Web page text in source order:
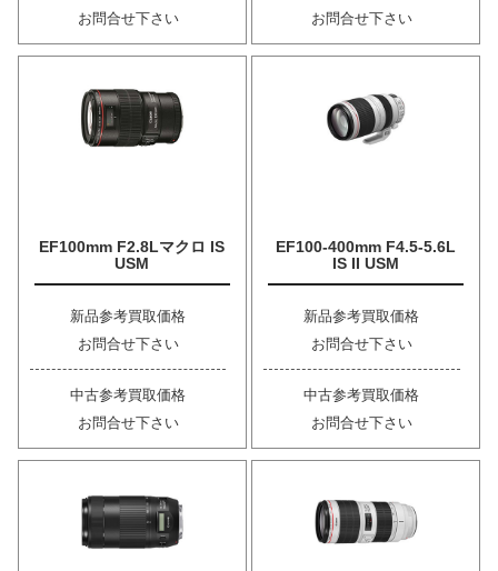
お問合せ下さい
お問合せ下さい
EF100mm F2.8Lマクロ IS
USM
新品参考買取価格
お問合せ下さい
中古参考買取価格
お問合せ下さい
EF100-400mm F4.5-5.6L
IS II USM
新品参考買取価格
お問合せ下さい
中古参考買取価格
お問合せ下さい